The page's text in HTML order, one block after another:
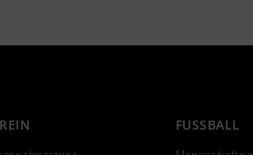
FUSSBALL